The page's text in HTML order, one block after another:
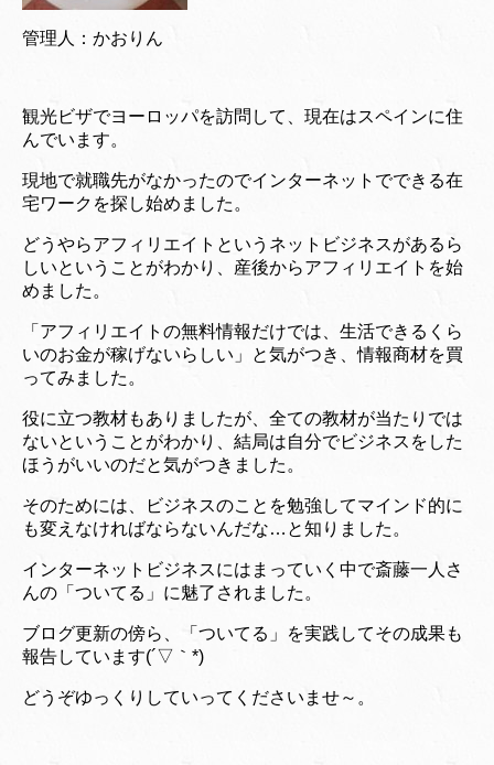
管理人：かおりん
観光ビザでヨーロッパを訪問して、現在はスペインに住
んでいます。
現地で就職先がなかったのでインターネットでできる在
宅ワークを探し始めました。
どうやらアフィリエイトというネットビジネスがあるら
しいということがわかり、産後からアフィリエイトを始
めました。
「アフィリエイトの無料情報だけでは、生活できるくら
いのお金が稼げないらしい」と気がつき、情報商材を買
ってみました。
役に立つ教材もありましたが、全ての教材が当たりでは
ないということがわかり、結局は自分でビジネスをした
ほうがいいのだと気がつきました。
そのためには、ビジネスのことを勉強してマインド的に
も変えなければならないんだな…と知りました。
インターネットビジネスにはまっていく中で斎藤一人さ
んの「ついてる」に魅了されました。
ブログ更新の傍ら、「ついてる」を実践してその成果も
報告しています(´▽｀*)
どうぞゆっくりしていってくださいませ～。